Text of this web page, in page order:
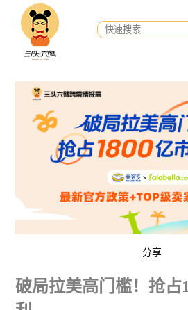
分享
破局拉美高门槛！抢占